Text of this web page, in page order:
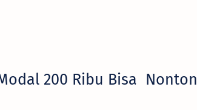
200 Ribu Bisa Nonton